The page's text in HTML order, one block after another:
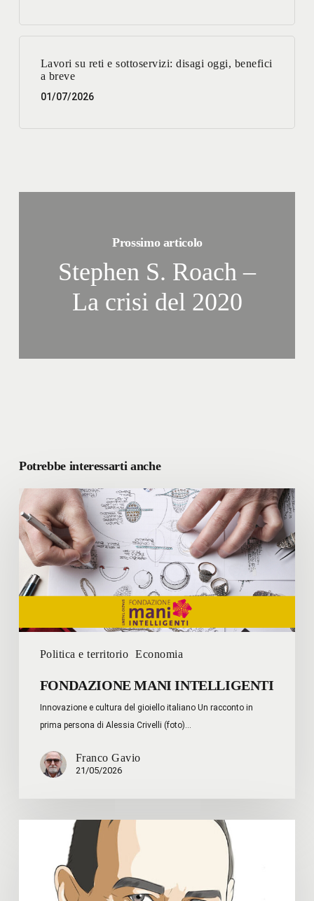
Lavori su reti e sottoservizi: disagi oggi, benefici
a breve
01/07/2026
Prossimo articolo
Stephen S. Roach –
La crisi del 2020
Potrebbe interessarti anche
Politica e territorio Economia
FONDAZIONE
MANI
INTELLIGENTI
FONDAZIONE MANI INTELLIGENTI
Innovazione e cultura del gioiello italiano Un racconto in
prima persona di Alessia Crivelli (foto)…
Franco Gavio
21/05/2026